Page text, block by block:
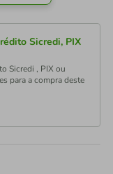
Sicredi, PIX
Sicredi , PIX ou
para a compra deste